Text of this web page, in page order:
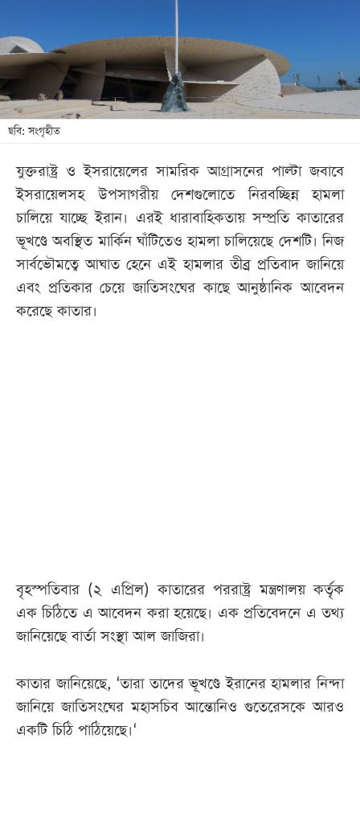
বিনোদন
স্টাইল
শিক্ষা
সব
বিভাগ
ছবি
ভিডিও
ছবি: সংগৃহীত
যুক্তরাষ্ট্র ও ইসরায়েলের সামরিক আগ্রাসনের পাল্টা জবাবে
ইসরায়েলসহ উপসাগরীয় দেশগুলোতে নিরবচ্ছিন্ন হামলা
চালিয়ে যাচ্ছে ইরান। এরই ধারাবাহিকতায় সম্প্রতি কাতারের
ভূখণ্ডে অবস্থিত মার্কিন ঘাঁটিতেও হামলা চালিয়েছে দেশটি। নিজ
সার্বভৌমত্বে আঘাত হেনে এই হামলার তীব্র প্রতিবাদ জানিয়ে
এবং প্রতিকার চেয়ে জাতিসংঘের কাছে আনুষ্ঠানিক আবেদন
করেছে কাতার।
বৃহস্পতিবার (২ এপ্রিল) কাতারের পররাষ্ট্র মন্ত্রণালয় কর্তৃক
এক চিঠিতে এ আবেদন করা হয়েছে। এক প্রতিবেদনে এ তথ্য
জানিয়েছে বার্তা সংস্থা আল জাজিরা।
কাতার জানিয়েছে, ‘তারা তাদের ভূখণ্ডে ইরানের হামলার নিন্দা
জানিয়ে জাতিসংঘের মহাসচিব আন্তোনিও গুতেরেসকে আরও
একটি চিঠি পাঠিয়েছে।‘